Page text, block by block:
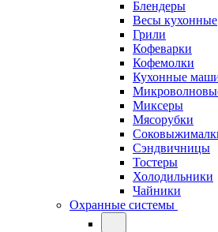
Блендеры
Весы кухонные
Грили
Кофеварки
Кофемолки
Кухонные
Миксеры
Мясорубки
Сэндвичницы
Тостеры
Холодильники
Чайники
Охранные системы